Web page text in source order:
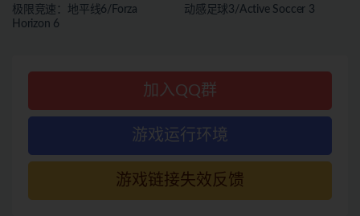
极限竞速：地平线6/Forza
Horizon 6
动感足球3/Active Soccer 3
加入QQ群
游戏运行环境
游戏链接失效反馈